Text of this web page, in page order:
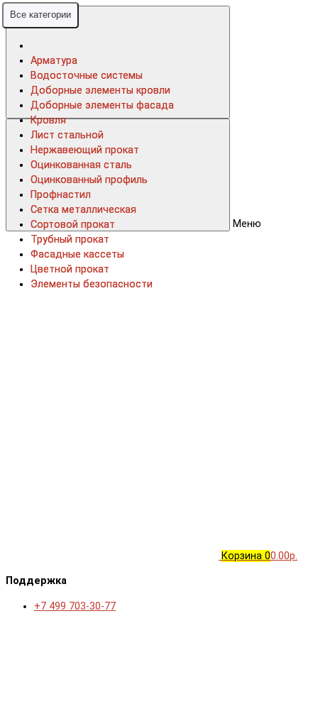
Меню
Корзина 00.00р.
Поддержка
+7 499 703-30-77
Все категории
Арматура
Водосточные системы
Доборные элементы кровли
Доборные элементы фасада
Кровля
Лист стальной
Нержавеющий прокат
Оцинкованная сталь
Оцинкованный профиль
Профнастил
Сетка металлическая
Сортовой прокат
Трубный прокат
Фасадные кассеты
Цветной прокат
Элементы безопасности
Все категории
Арматура
Водосточные системы
Доборные элементы кровли
Доборные элементы фасада
Кровля
Лист стальной
Нержавеющий прокат
Оцинкованная сталь
Оцинкованный профиль
Профнастил
Сетка металлическая
Сортовой прокат
Трубный прокат
Фасадные кассеты
Цветной прокат
Элементы безопасности